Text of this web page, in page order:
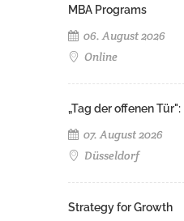
MBA Programs
06. August 2026
Online
„Tag der offenen
07. August 2026
Düsseldorf
Strategy for Growth